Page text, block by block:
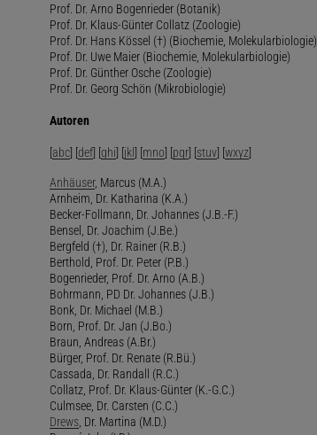
Prof. Dr. Arno Bogenrieder (Botanik)
Prof. Dr. Klaus-Günter Collatz (Zoologie)
Prof. Dr. Hans Kössel (†) (Biochemie, Molekularbiologie)
Prof. Dr. Uwe Maier (Biochemie, Molekularbiologie)
Prof. Dr. Günther Osche (Zoologie)
Prof. Dr. Georg Schön (Mikrobiologie)
Autoren
[abc] [def] [ghi] [jkl] [mno] [pqr] [stuv] [wxyz]
Anhäuser, Marcus (M.A.)
Arnheim, Dr. Katharina (K.A.)
Becker-Follmann, Dr. Johannes (J.B.-F.)
Bensel, Dr. Joachim (J.Be.)
Bergfeld (†), Dr. Rainer (R.B.)
Berthold, Prof. Dr. Peter (P.B.)
Bogenrieder, Prof. Dr. Arno (A.B.)
Bohrmann, PD Dr. Johannes (J.B.)
Bonk, Dr. Michael (M.B.)
Born, Prof. Dr. Jan (J.Bo.)
Braun, Andreas (A.Br.)
Bürger, Prof. Dr. Renate (R.Bü.)
Cassada, Dr. Randall (R.C.)
Collatz, Prof. Dr. Klaus-Günter (K.-G.C.)
Culmsee, Dr. Carsten (C.C.)
Drews, Dr. Martina (M.D.)